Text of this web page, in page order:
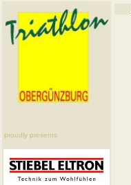
proudly presents